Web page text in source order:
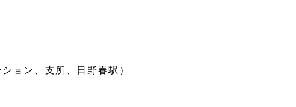
ョン、支所、日野春駅）